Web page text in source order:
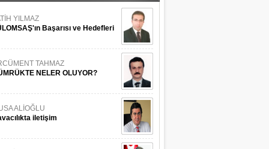
YILMAZ
Başarısı ve Hedefleri
TAHMAZ
NELER OLUYOR?
ALİOĞLU
iletişim